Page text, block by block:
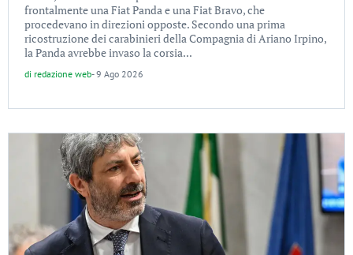
frontalmente una Fiat Panda e una Fiat Bravo, che
procedevano in direzioni opposte. Secondo una prima
ricostruzione dei carabinieri della Compagnia di Ariano Irpino,
la Panda avrebbe invaso la corsia...
di redazione web-9 Ago 2026